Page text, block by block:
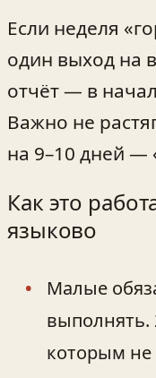
Если неделя
один выход на
отчёт — в
Важно не
на 9–10 дней —
Как это
языково
Малые
выполнять.
которым не